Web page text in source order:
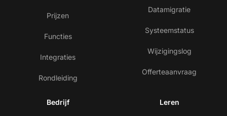
Prijzen
Functies
Integraties
Rondleiding
Datamigratie
Systeemstatus
Wijzigingslog
Offerteaanvraag
Bedrijf Leren